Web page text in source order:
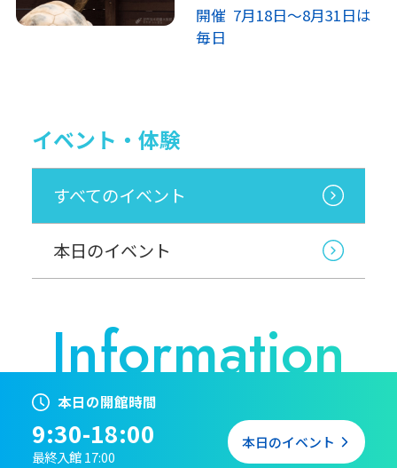
開催 7月18日～8月31日は
毎日
イベント・体験
すべてのイベント
本日のイベント
本日の開館時間
9:30-18:00
最終入館 17:00
本日のイベント